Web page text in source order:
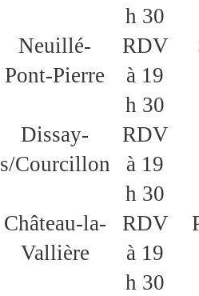
h 30
Neuillé-
Pont-Pierre
RDV
à 19
h 30
Dissay-
s/Courcillon
RDV
à 19
h 30
Château-la-
Vallière
RDV
à 19
h 30